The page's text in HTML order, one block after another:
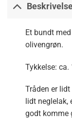
Et bundt
olivengrøn.
Tykkelse: ca.
Tråden er
lidt neglelak,
godt komme